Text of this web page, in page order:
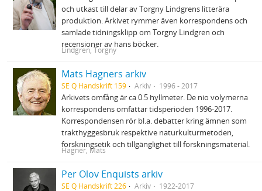
och utkast till delar av Torgny Lindgrens litterära
produktion. Arkivet rymmer även korrespondens och
samlade tidningsklipp om Torgny Lindgren och
recensioner av hans böcker.
Lindgren, Torgny
Mats Hagners arkiv
SE Q Handskrift 159 Arkiv 1996 - 2017
Arkivets omfång är ca 0.5 hyllmeter. De nio volymerna
korrespondens omfattar tidsperioden 1996-2017.
Korrespondensen rör bl.a. debatter kring ämnen som
trakthyggesbruk respektive naturkulturmetoden,
forskningsetik och tillgänglighet till forskningsmaterial.
Hagner, Mats
Per Olov Enquists arkiv
SE Q Handskrift 226 Arkiv 1922-2017